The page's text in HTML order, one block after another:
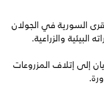
السورية في الجولان
والزراعية.
إلى إتلاف المزروعات